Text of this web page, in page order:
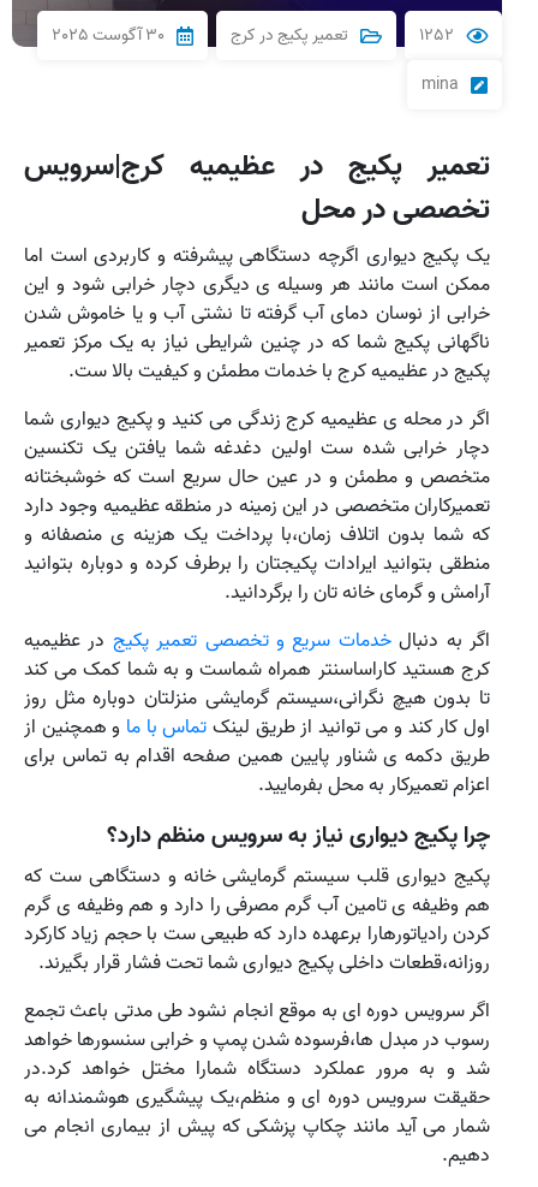
1252 تعمیر پکیج در کرج
30 آگوست 2025
mina
تعمیر پکیج در عظیمیه کرج|سرویس
تخصصی در محل
یک پکیج دیواری اگرچه دستگاهی پیشرفته و کاربردی است اما
ممکن است مانند هر وسیله ی دیگری دچار خرابی شود و این
خرابی از نوسان دمای آب گرفته تا نشتی آب و یا خاموش شدن
ناگهانی پکیج شما که در چنین شرایطی نیاز به یک مرکز تعمیر
پکیج در عظیمیه کرج با خدمات مطمئن و کیفیت بالا ست.
اگر در محله ی عظیمیه کرج زندگی می کنید و پکیج دیواری شما
دچار خرابی شده ست اولین دغدغه شما یافتن یک تکنسین
متخصص و مطمئن و در عین حال سریع است که خوشبختانه
تعمیرکاران متخصصی در این زمینه در منطقه عظیمیه وجود دارد
که شما بدون اتلاف زمان،با پرداخت یک هزینه ی منصفانه و
منطقی بتوانید ایرادات پکیجتان را برطرف کرده و دوباره بتوانید
آرامش و گرمای خانه تان را برگردانید.
اگر به دنبالخدمات سریع و تخصصی تعمیر پکیج در عظیمیه
کرج هستید کاراساسنتر همراه شماست و به شما کمک می کند
تا بدون هیچ نگرانی،سیستم گرمایشی منزلتان دوباره مثل روز
اول کار کند و می توانید از طریق لینکتماس با ما و همچنین از
طریق دکمه ی شناور پایین همین صفحه اقدام به تماس برای
اعزام تعمیرکار به محل بفرمایید.
چرا پکیج دیواری نیاز به سرویس منظم دارد؟
پکیج دیواری قلب سیستم گرمایشی خانه و دستگاهی ست که
هم وظیفه ی تامین آب گرم مصرفی را دارد و هم وظیفه ی گرم
کردن رادیاتورهارا برعهده دارد که طبیعی ست با حجم زیاد کارکرد
روزانه،قطعات داخلی پکیج دیواری شما تحت فشار قرار بگیرند.
اگر سرویس دوره ای به موقع انجام نشود طی مدتی باعث تجمع
رسوب در مبدل ها،فرسوده شدن پمپ و خرابی سنسورها خواهد
شد و به مرور عملکرد دستگاه شمارا مختل خواهد کرد.در
حقیقت سرویس دوره ای و منظم،یک پیشگیری هوشمندانه به
شمار می آید مانند چکاپ پزشکی که پیش از بیماری انجام می
دهیم.